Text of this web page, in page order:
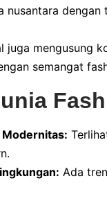
nusantara
juga mengusung
semangat
Modernitas:
Ada